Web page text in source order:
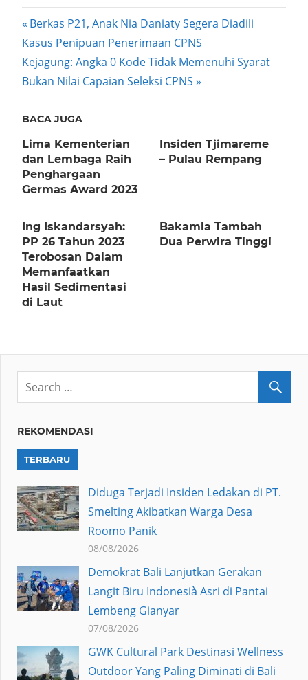
Post
navigation
Previous
Post:
Berkas P21, Anak Nia Daniaty Segera Diadili
Kasus Penipuan Penerimaan CPNS
Next
Post:
Kejagung: Angka 0 Kode Tidak Memenuhi Syarat
Bukan Nilai Capaian Seleksi CPNS
BACA JUGA
Lima Kementerian
dan Lembaga Raih
Penghargaan
Germas Award 2023
Insiden Tjimareme
– Pulau Rempang
Ing Iskandarsyah:
PP 26 Tahun 2023
Terobosan Dalam
Memanfaatkan
Hasil Sedimentasi
di Laut
Bakamla Tambah
Dua Perwira Tinggi
REKOMENDASI
TERBARU
Diduga Terjadi Insiden Ledakan di PT.
Smelting Akibatkan Warga Desa
Roomo Panik
08/08/2026
Demokrat Bali Lanjutkan Gerakan
Langit Biru Indonesià Asri di Pantai
Lembeng Gianyar
07/08/2026
GWK Cultural Park Destinasi Wellness
Outdoor Yang Paling Diminati di Bali